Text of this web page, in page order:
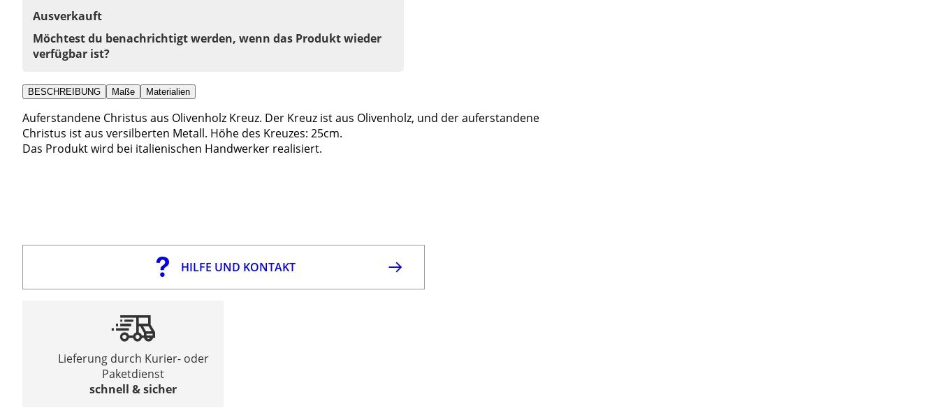
Ausverkauft
Möchtest du benachrichtigt werden, wenn das Produkt wieder
verfügbar ist?
BESCHREIBUNG Maße Materialien
Auferstandene Christus aus Olivenholz Kreuz. Der Kreuz ist aus Olivenholz, und der auferstandene
Christus ist aus versilberten Metall. Höhe des Kreuzes: 25cm.
Das Produkt wird bei italienischen Handwerker realisiert.
HILFE UND KONTAKT
Lieferung durch Kurier- oder
Paketdienst
schnell & sicher